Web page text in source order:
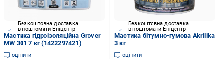
Безкоштовна доставка
в поштомати Епіцентр
Мастика гідроізоляційна Grover
MW 301 7 кг (1422297421)
оцінити
Безкоштовна доставка
в поштомати Епіцентр
Мастика бітумно-гумова Akrilika
3 кг
оцінити